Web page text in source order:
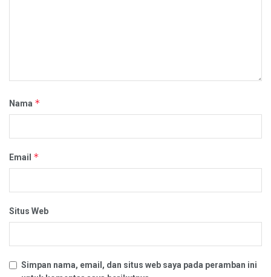
Nama *
Email *
Situs Web
Simpan nama, email, dan situs web saya pada peramban ini